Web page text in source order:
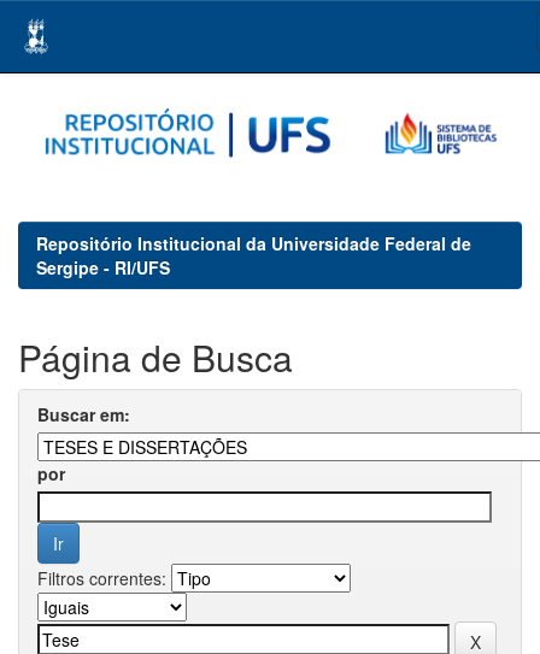
navigation
Repositório Institucional da Universidade Federal de
Sergipe - RI/UFS
Página de Busca
Buscar em:
por
Filtros correntes: